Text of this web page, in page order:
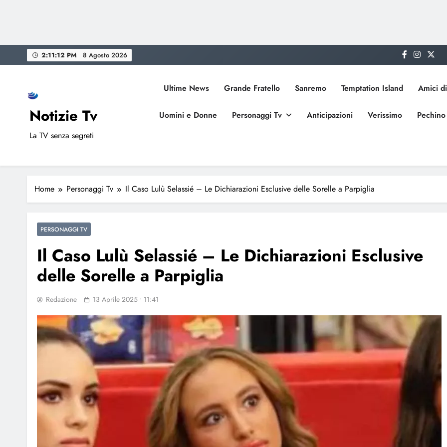
to
2:11:13 PM 8 Agosto 2026
Notizie Tv
La TV senza segreti
Ultime News Grande Fratello Sanremo Temptation Island Amici
Uomini e Donne Personaggi Tv Anticipazioni Verissimo
Home Personaggi Tv Il Caso Lulù Selassié – Le Dichiarazioni Esclusive delle Sorelle a Parpiglia
PERSONAGGI TV
Il Caso Lulù Selassié – Le Dichiarazioni Esclusive
delle Sorelle a Parpiglia
Redazione 13 Aprile 2025 • 11:41